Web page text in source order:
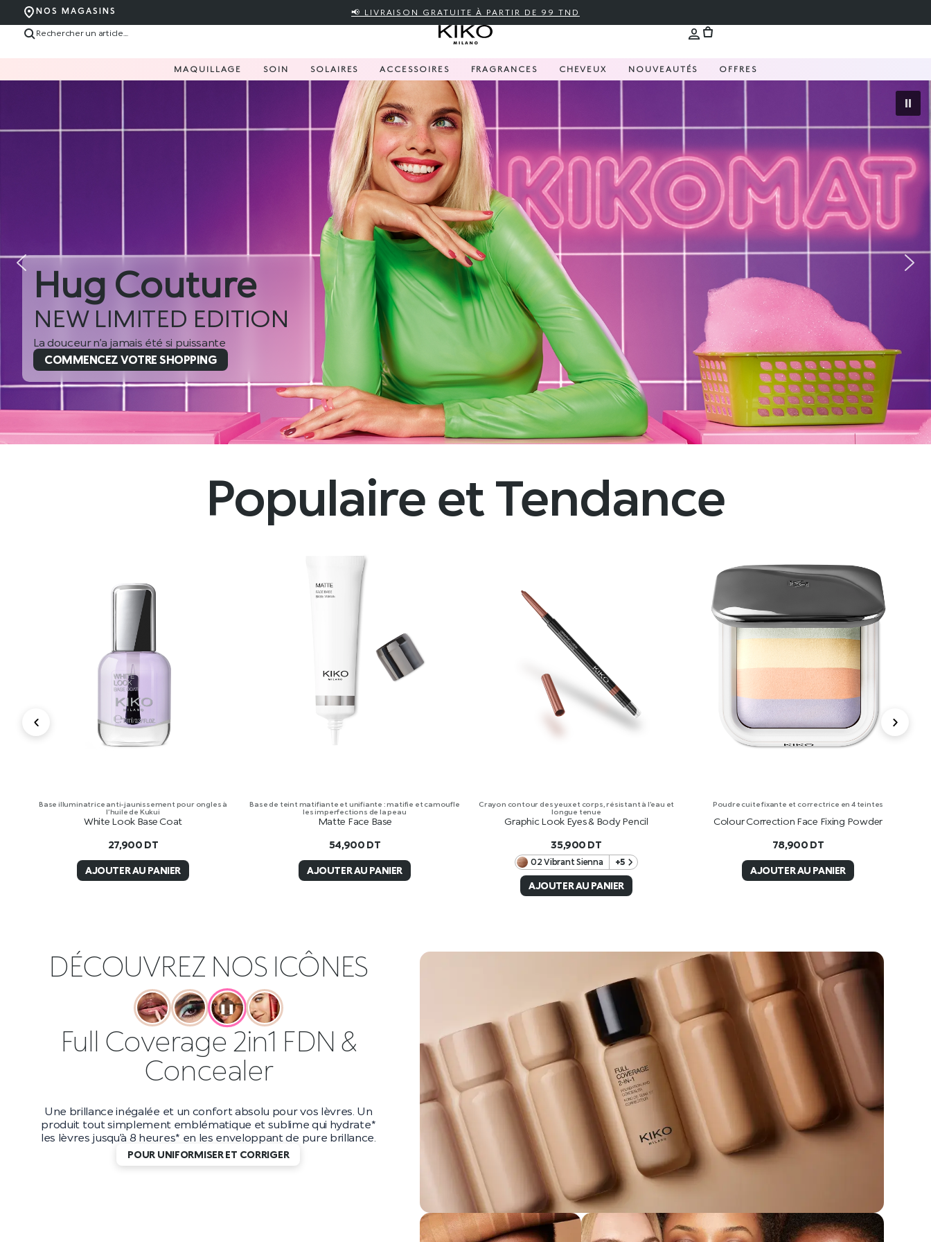
NOS MAGASINS 📢 LIVRAISON GRATUITE À PARTIR DE 99 TND
MAQUILLAGE SOIN SOLAIRES ACCESSOIRES FRAGRANCES CHEVEUX NOUVEAUTÉS OFFRES
Hug Couture
NEW LIMITED EDITION
La douceur n’a jamais été si puissante
COMMENCEZ VOTRE SHOPPING
Populaire et Tendance
Base illuminatrice anti-jaunissement pour ongles à
l’huile de Kukui
White Look Base Coat
27,900 DT
AJOUTER AU PANIER
Base de teint matifiante et unifiante : matifie et camoufle
les imperfections de la peau
Matte Face Base
54,900 DT
AJOUTER AU PANIER
Crayon contour des yeux et corps, résistant à l’eau et
longue tenue
Graphic Look Eyes & Body Pencil
35,900 DT
02 Vibrant Sienna +5
AJOUTER AU PANIER
Poudre cuite fixante et correctrice en 4 teintes
Colour Correction Face Fixing Powder
78,900 DT
AJOUTER AU PANIER
DÉCOUVREZ NOS ICÔNES
❚❚
Full Coverage 2in1 FDN &
Concealer
Une brillance inégalée et un confort absolu pour vos lèvres. Un
produit tout simplement emblématique et sublime qui hydrate*
les lèvres jusqu’à 8 heures* en les enveloppant de pure brillance.
POUR UNIFORMISER ET CORRIGER